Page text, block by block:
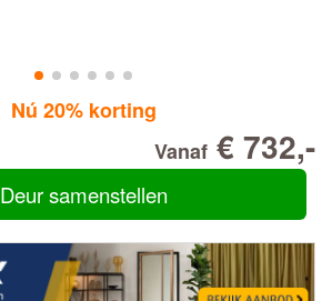
Nú 20% korting
Vanaf € 732,-
Deur samenstellen